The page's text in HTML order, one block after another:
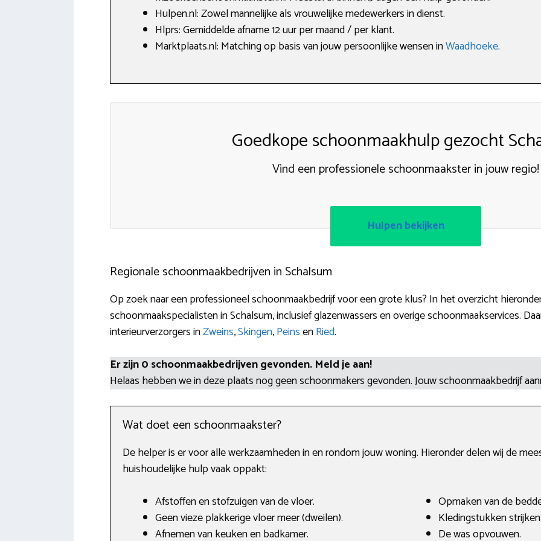
Hulpen.nl: Zowel mannelijke als vrouwelijke medewerkers in dienst.
Hlprs: Gemiddelde afname 12 uur per maand / per klant.
Marktplaats.nl: Matching op basis van jouw persoonlijke wensen inWaadhoeke.
Goedkope schoonmaakhulp gezocht
Vind een professionele schoonmaakster in jouw regio!
Hulpen bekijken
Regionale schoonmaakbedrijven in Schalsum
Op zoek naar een professioneel schoonmaakbedrijf voor een grote klus? In het overzicht
schoonmaakspecialisten in Schalsum, inclusief glazenwassers en overige schoonmaakservices.
interieurverzorgers inZweins,Skingen,PeinsenRied.
Er zijn 0 schoonmaakbedrijven gevonden. Meld je aan!
Helaas hebben we in deze plaats nog geen schoonmakers gevonden. Jouw schoonmaakbedrijf
Wat doet een schoonmaakster?
De helper is er voor alle werkzaamheden in en rondom jouw woning. Hieronder delen wij de
huishoudelijke hulp vaak oppakt:
Afstoffen en stofzuigen van de vloer.
Geen vieze plakkerige vloer meer (dweilen).
Afnemen van keuken en badkamer.
Opmaken van de
Kledingstukken
De was opvouwen.